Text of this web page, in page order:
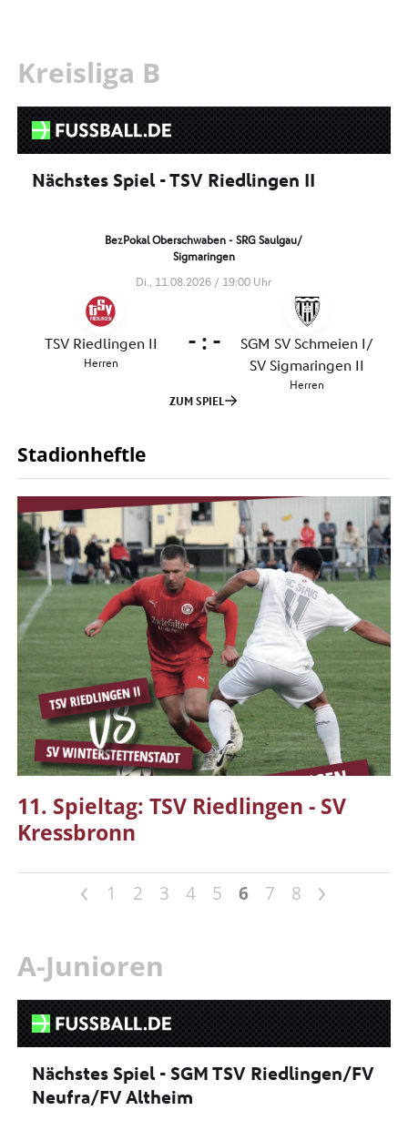
Kreisliga B
Stadionheftle
11. Spieltag: TSV Riedlingen - SV
Kressbronn
< 1 2 3 4 5 6 7 8 >
A-Junioren